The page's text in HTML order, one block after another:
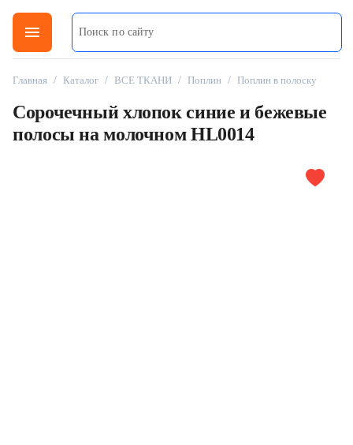
menu
Главная / Каталог / ВСЕ ТКАНИ / Поплин / Поплин в полоску
Сорочечный хлопок синие и бежевые
полосы на молочном HL0014